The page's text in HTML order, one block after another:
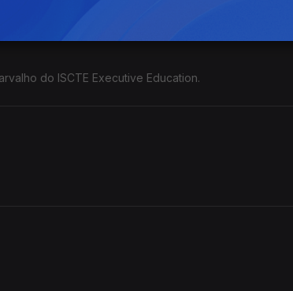
do ISCTE Executive Education.